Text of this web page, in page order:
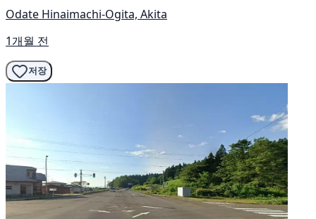
Odate Hinaimachi-Ogita, Akita
1개월 전
저장